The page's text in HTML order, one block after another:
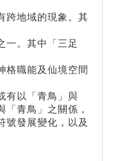
跨地域的現象。其
一。其中「三足
格職能及仙境空間
有以「青鳥」與
青鳥」之關係，
號發展變化，以及